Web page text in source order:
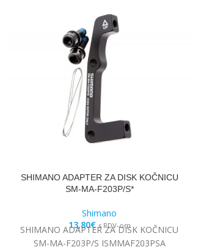
SHIMANO ADAPTER ZA DISK KOČNICU
SM-MA-F203P/S*
Shimano
13,80€ s PDV-om
SHIMANO ADAPTER ZA DISK KOČNICU
SM-MA-F203P/S ISMMAF203PSA